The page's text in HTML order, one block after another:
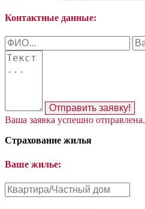
Контактные данные:
Отправить заявку!
Ваша заявка успешно отправлена.
Страхование жилья
Ваше жилье: